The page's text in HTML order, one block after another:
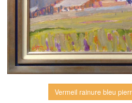
Vermeil rainure bleu